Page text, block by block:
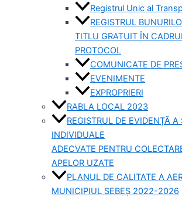
Registrul Unic al
REGISTRUL
TITLU GRATUIT ÎN
PROTOCOL
COMUNICATE DE
EVENIMENTE
EXPROPRIERI
RABLA LOCAL 2023
REGISTRUL DE EVIDENȚĂ A
INDIVIDUALE
ADECVATE PENTRU
APELOR UZATE
PLANUL DE CALITATE A
MUNICIPIUL SEBEȘ 2022-2026